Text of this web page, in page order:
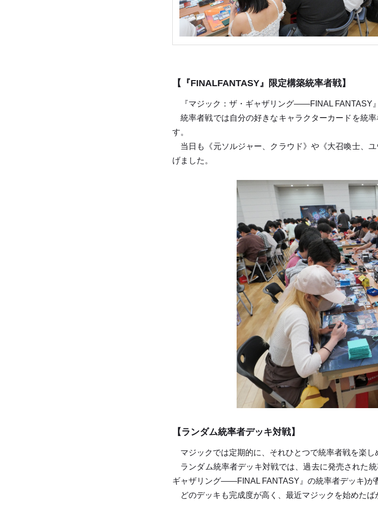
【『FINALFANTASY』限定構築統率者戦】
『マジック：ザ・ギャザリング――FINAL FANTASY
統率者戦では自分の好きなキャラクターカードを統
す。
当日も《元ソルジャー、クラウド》や《大召喚士、
げました。
【ランダム統率者デッキ対戦】
マジックでは定期的に、それひとつで統率者戦を楽し
ランダム統率者デッキ対戦では、過去に発売された
ギャザリング――FINAL FANTASY』の統率者デッキ)が
どのデッキも完成度が高く、最近マジックを始めたば